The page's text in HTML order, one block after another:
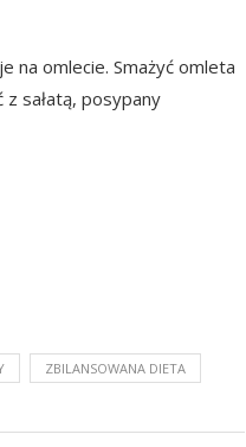
na omlecie. Smażyć omleta
sałatą, posypany
ZBILANSOWANA DIETA